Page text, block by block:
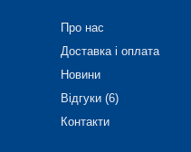
Про нас
Доставка і оплата
Новини
Відгуки (6)
Контакти